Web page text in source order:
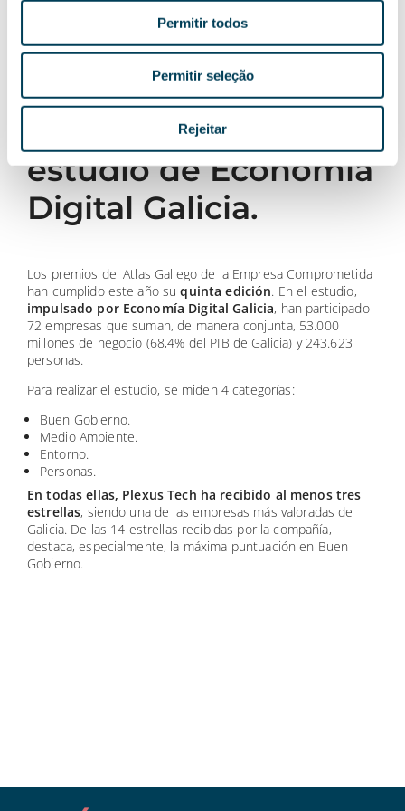
Permitir todos
Permitir seleção
Rejeitar
Mundial de la ONU.
Por lo tanto, este reconocimiento
REFUERZA EL COMPROMISO DE PLEXUS TECH
tecnología con alma, para mejorar el futuro y el entorno.
Quinta edición del
estudio de Economía
Digital Galicia.
Los premios del Atlas Gallego de la Empresa Comprometida
han cumplido este año suquinta edición. En el estudio,
impulsado por Economía Digital Galicia, han participado
72 empresas que suman, de manera conjunta, 53.000
millones de negocio (68,4% del PIB de Galicia) y 243.623
personas.
Para realizar el estudio, se miden 4 categorías:
Buen Gobierno.
Medio Ambiente.
Entorno.
Personas.
En todas ellas, Plexus Tech ha recibido al menos tres
estrellas, siendo una de las empresas más valoradas de
Galicia. De las 14 estrellas recibidas por la compañía,
destaca, especialmente, la máxima puntuación en Buen
Gobierno.